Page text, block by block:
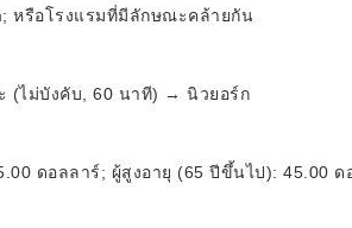
หรือโรงแรมที่มีลักษณะคล้ายกัน
(ไม่บังคับ, 60 นาที) → นิวยอร์ก
ดอลลาร์; ผู้สูงอายุ (65 ปีขึ้นไป): 45.00 ด